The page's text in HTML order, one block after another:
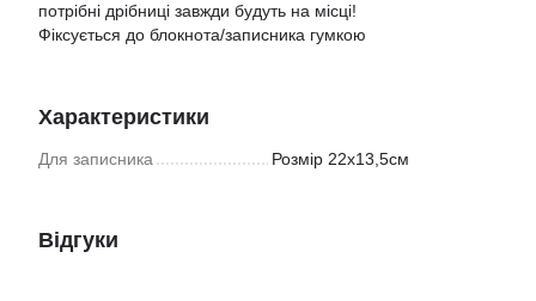
потрібні дрібниці завжди будуть на місці!
Фіксується до блокнота/записника гумкою
Характеристики
Для записника Розмір 22х13,5см
Відгуки